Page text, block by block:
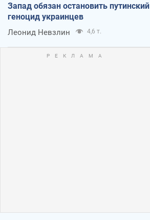
Запад обязан остановить путинский
геноцид украинцев
Леонид Невзлин 4,6 т.